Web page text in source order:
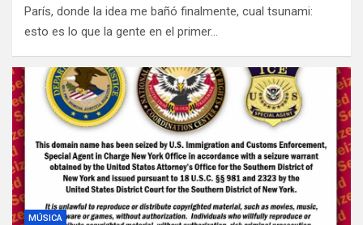
París, donde la idea me bañó finalmente, cual tsunami:
esto es lo que la gente en el primer…
MÚSICA